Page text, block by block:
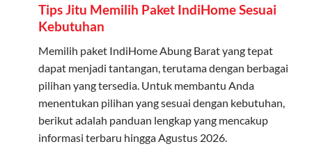
Cara Menggunakan Kuota Keluarga
Daftarkan Anggota: Admin dapat mendaftarkan anggota
melalui aplikasi MyTelkomsel atau website Telkomsel One.
Bagikan Kuota: Setelah terdaftar, anggota bisa langsung
menggunakan kuota keluarga.
Pantau Penggunaan: Admin dapat memantau penggunaan
Kontrak Berlangganan
Pelanggan harus menandatangani Kontrak
Berlangganan yang mencakup data pelanggan, jenis
layanan indihome Abung Barat yang dipilih, serta
syarat dan ketentuan yang berlaku. Kontrak ini dapat
diubah atau ditambah sesuai kebutuhan.
Biaya Pasang Baru (PSB)
Tips Jitu Memilih Paket IndiHome Sesuai
Kebutuhan
Memilih paket IndiHome Abung Barat yang tepat
dapat menjadi tantangan, terutama dengan berbagai
pilihan yang tersedia. Untuk membantu Anda
menentukan pilihan yang sesuai dengan kebutuhan,
berikut adalah panduan lengkap yang mencakup
informasi terbaru hingga Agustus 2026.